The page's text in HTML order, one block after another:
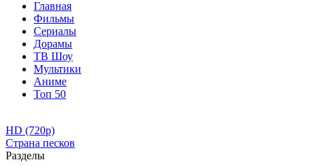
Главная
Фильмы
Сериалы
Дорамы
ТВ Шоу
Мультики
Аниме
Топ 50
HD (720p)
Страна песков
Разделы